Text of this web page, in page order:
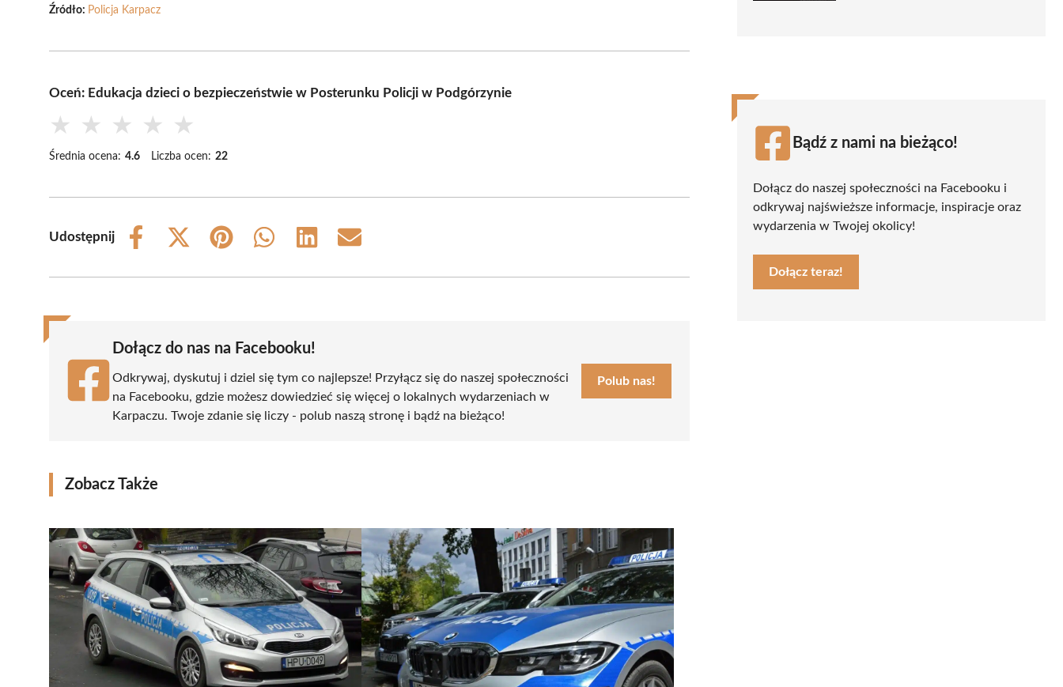
Źródło: Policja Karpacz
Oceń: Edukacja dzieci o bezpieczeństwie w Posterunku Policji w Podgórzynie
★ ★ ★ ★ ★
Średnia ocena: 4.6 Liczba ocen: 22
Udostępnij
Share
Share
(Twitter)
Share
Share
Share
Share
Dołącz do nas na Facebooku!
Odkrywaj, dyskutuj i dziel się tym co najlepsze! Przyłącz się do naszej społeczności
na Facebooku, gdzie możesz dowiedzieć się więcej o lokalnych wydarzeniach w
Karpaczu. Twoje zdanie się liczy - polub naszą stronę i bądź na bieżąco!
Polub nas!
Zobacz Także
Bądź z nami na bieżąco!
Dołącz do naszej społeczności na Facebooku i
odkrywaj najświeższe informacje, inspiracje oraz
wydarzenia w Twojej okolicy!
Dołącz teraz!